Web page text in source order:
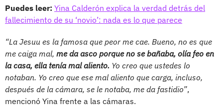
Puedes leer: Yina Calderón explica la verdad detrás del
fallecimiento de su ‘novio’: nada es lo que parece
“La Jesuu es la famosa que peor me cae. Bueno, no es que
me caiga mal, me da asco porque no se bañaba, olía feo en
la casa, ella tenía mal aliento. Yo creo que ustedes lo
notaban. Yo creo que ese mal aliento que carga, incluso,
después de la cámara, se le notaba, me da fastidio”,
mencionó Yina frente a las cámaras.